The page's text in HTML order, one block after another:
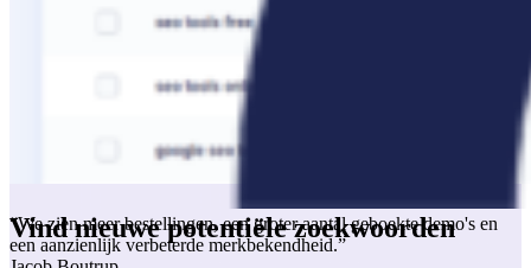
Vind nieuwe potentiële zoekwoorden
“We zien meer bestellingen, een groter aantal geboekte demo's en
een aanzienlijk verbeterde merkbekendheid.”